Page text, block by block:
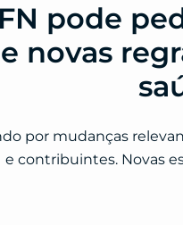
pode
novas
por mudanças
e contribuintes. Novas